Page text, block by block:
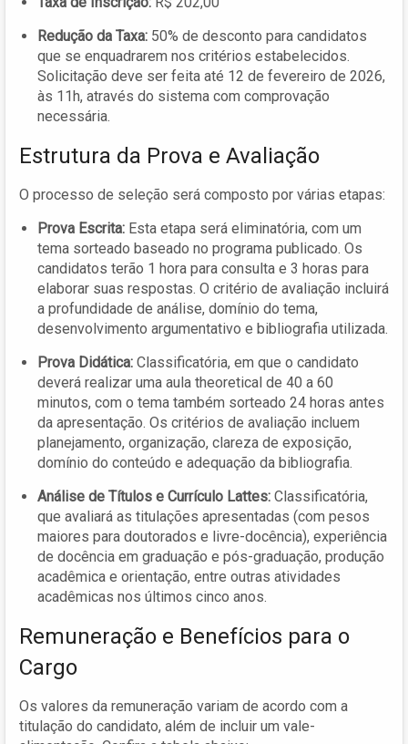
Redução da Taxa: 50% de desconto para candidatos
que se enquadrarem nos critérios estabelecidos.
Solicitação deve ser feita até 12 de fevereiro de 2026,
às 11h, através do sistema com comprovação
necessária.
Estrutura da Prova e Avaliação
O processo de seleção será composto por várias etapas:
Prova Escrita: Esta etapa será eliminatória, com um
tema sorteado baseado no programa publicado. Os
candidatos terão 1 hora para consulta e 3 horas para
elaborar suas respostas. O critério de avaliação incluirá
a profundidade de análise, domínio do tema,
desenvolvimento argumentativo e bibliografia utilizada.
Prova Didática: Classificatória, em que o candidato
deverá realizar uma aula theoretical de 40 a 60
minutos, com o tema também sorteado 24 horas antes
da apresentação. Os critérios de avaliação incluem
planejamento, organização, clareza de exposição,
domínio do conteúdo e adequação da bibliografia.
Análise de Títulos e Currículo Lattes: Classificatória,
que avaliará as titulações apresentadas (com pesos
maiores para doutorados e livre-docência), experiência
de docência em graduação e pós-graduação, produção
acadêmica e orientação, entre outras atividades
acadêmicas nos últimos cinco anos.
Remuneração e Benefícios para o
Cargo
Os valores da remuneração variam de acordo com a
titulação do candidato, além de incluir um vale-